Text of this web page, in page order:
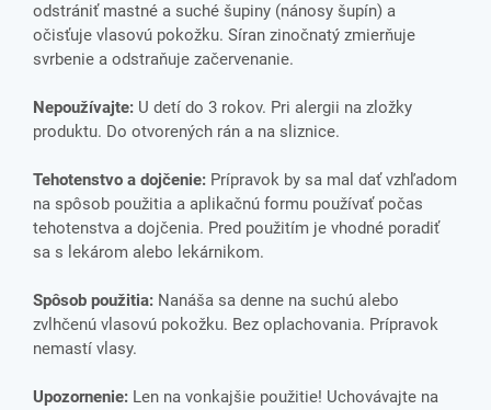
odstrániť mastné a suché šupiny (nánosy šupín) a
očisťuje vlasovú pokožku. Síran zinočnatý zmierňuje
svrbenie a odstraňuje začervenanie.
Nepoužívajte: U detí do 3 rokov. Pri alergii na zložky
produktu. Do otvorených rán a na sliznice.
Tehotenstvo a dojčenie: Prípravok by sa mal dať vzhľadom
na spôsob použitia a aplikačnú formu používať počas
tehotenstva a dojčenia. Pred použitím je vhodné poradiť
sa s lekárom alebo lekárnikom.
Spôsob použitia: Nanáša sa denne na suchú alebo
zvlhčenú vlasovú pokožku. Bez oplachovania. Prípravok
nemastí vlasy.
Upozornenie: Len na vonkajšie použitie! Uchovávajte na